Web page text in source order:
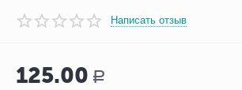
Написать отзыв
125.00 Р